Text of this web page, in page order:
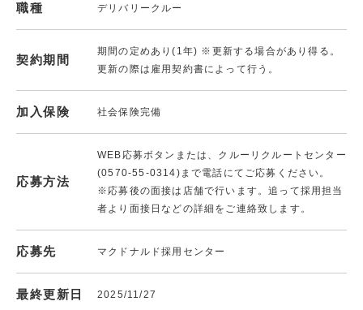
職種 デリバリークルー
契約期間
期間の定めあり(1年) ※更新する場合があり得る。
更新の際は雇用契約書によって行う。
加入保険 社会保険完備
応募方法
WEB応募ボタンまたは、クルーリクルートセンター
(0570-55-0314)まで電話にてご応募ください。
※応募後の面接は店舗で行います。追って採用担当
者より面接日などの詳細をご連絡致します。
応募先 マクドナルド採用センター
最終更新日 2025/11/27